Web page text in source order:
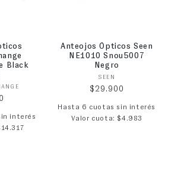
Black
interés
Anteojos Ópticos Seen
NE1010 Snou5007
Negro
Proveedor:
SEEN
Precio habitual
$29.900
Hasta 6 cuotas sin interés
Valor cuota: $4.983